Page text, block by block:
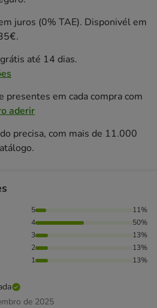
juros (0% TAE). Disponivél em
até 14 dias.
presentes em cada compra com
aderir
precisa, com mais de 11.000
com 5 estrelas, 50% das
5
11%
4
50%
3
13%
2
13%
1
13%
de 2025